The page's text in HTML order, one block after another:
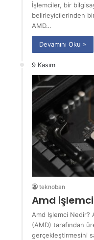
İşlemciler, bir
belirleyicilerinden
AMD…
Devamını Oku »
9 Kasım
teknoban
Amd
Amd Işlemci Nedir?
(AMD) tarafından
gerçekleştirmesini